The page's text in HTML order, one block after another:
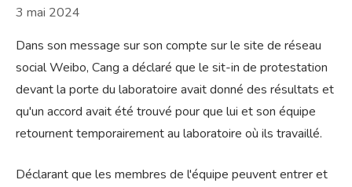
3 mai 2024
Dans son message sur son compte sur le site de réseau
social Weibo, Cang a déclaré que le sit-in de protestation
devant la porte du laboratoire avait donné des résultats et
qu'un accord avait été trouvé pour que lui et son équipe
retournent temporairement au laboratoire où ils travaillé.
Déclarant que les membres de l'équipe peuvent entrer et